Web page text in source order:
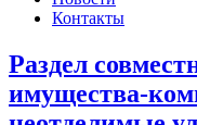
Контакты
Раздел
имущества-